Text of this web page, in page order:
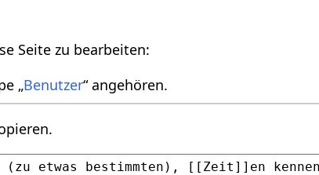
Seite zu bearbeiten:
„Benutzer“ angehören.